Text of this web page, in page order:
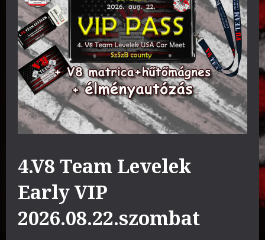
4.V8 Team Levelek
Early VIP
2026.08.22.szombat